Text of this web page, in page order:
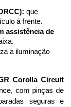
que
à frente.
assistência de
a iluminação
Corolla Circuit
com pinças de
seguras e